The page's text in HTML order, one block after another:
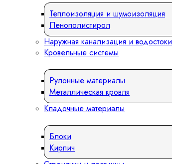
Теплоизоляция и шумоизоляция
Пенополистирол
Наружная канализация и водостоки
Кровельные системы
Рулонные материалы
Металлическая кровля
Кладочные материалы
Блоки
Кирпич